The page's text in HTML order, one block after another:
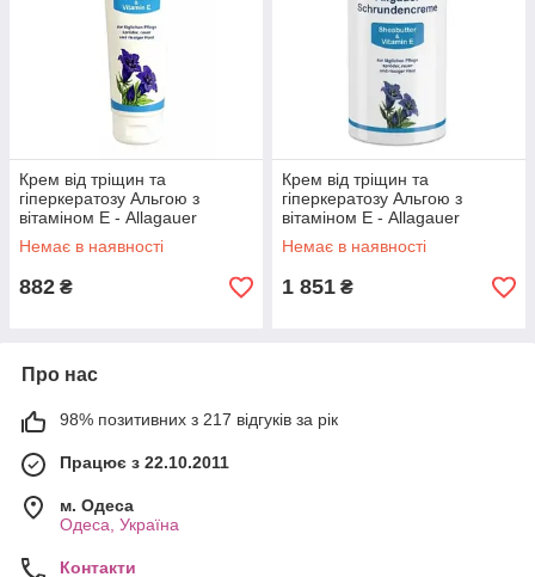
Крем від тріщин та
гіперкератозу Альгою з
вітаміном Е - Allagauer
Schrundencreme, 125 мл
Немає в наявності
882 ₴
Крем від тріщин та
гіперкератозу Альгою з
вітаміном Е - Allagauer
Schrundencreme, 450 мл
Немає в наявності
1 851 ₴
Про нас
98% позитивних з 217 відгуків за рік
Працює з 22.10.2011
м. Одеса
Одеса, Україна
Контакти